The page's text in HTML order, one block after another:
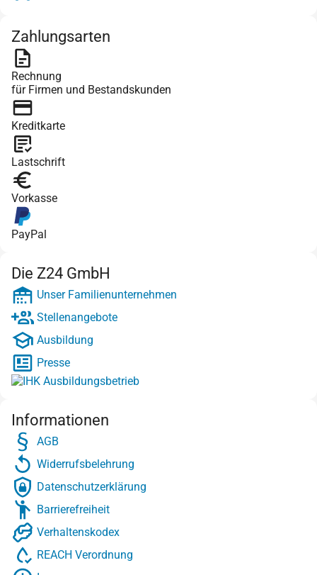
Zahlungsarten
Rechnung
für Firmen und Bestandskunden
Kreditkarte
Lastschrift
Vorkasse
PayPal
Die Z24 GmbH
Unser Familienunternehmen
Stellenangebote
Ausbildung
Presse
Informationen
AGB
Widerrufsbelehrung
Datenschutzerklärung
Barrierefreiheit
Verhaltenskodex
REACH Verordnung